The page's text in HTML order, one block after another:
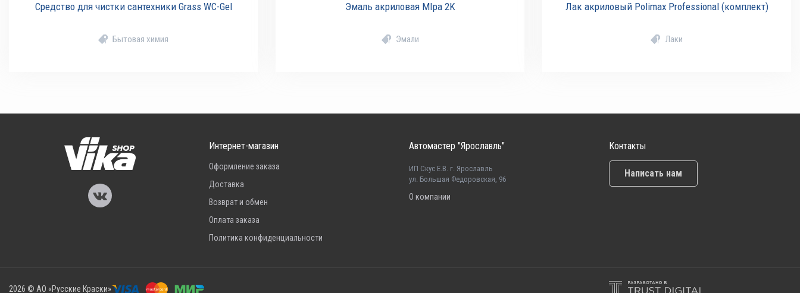
Средство для чистки сантехники Grass WC-Gel
Бытовая химия
Эмаль акриловая MIpa 2K
Эмали
Лак акриловый Polimax Professional (комплект)
Лаки
Интернет-магазин
Оформление заказа
Доставка
Возврат и обмен
Оплата заказа
Политика конфиденциальности
Автомастер "Ярославль"
ИП Скус Е.В. г. Ярославль
ул. Большая Федоровская, 96
О компании
Контакты
Написать нам
2026 © АО «Русские Краски»